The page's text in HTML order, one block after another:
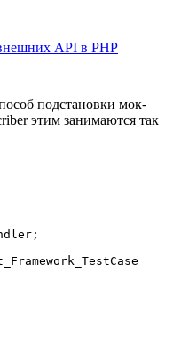
API в PHP
подстановки мок-
этим занимаются так